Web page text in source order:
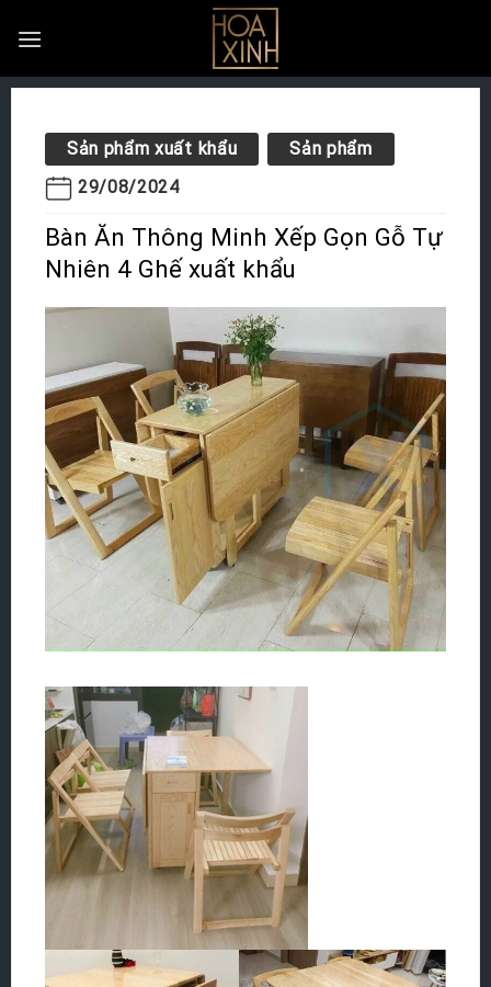
Sản phẩm xuất khẩu
Sản phẩm
29/08/2024
Bàn Ăn Thông Minh Xếp Gọn Gỗ Tự
Nhiên 4 Ghế xuất khẩu